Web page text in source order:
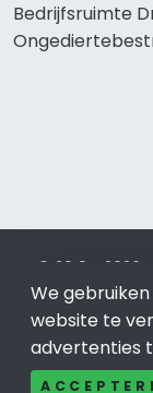
Bedrijfsruimte
© 2019 - 2026
Internet.
optimalisatie No
We
website te
advertenties